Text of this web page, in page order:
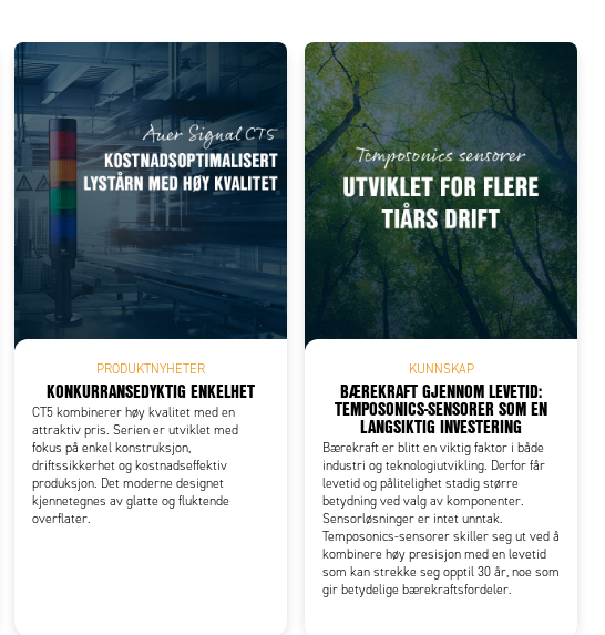
PRODUKTNYHETER
KONKURRANSEDYKTIG ENKELHET
CT5 kombinerer høy kvalitet med en
attraktiv pris. Serien er utviklet med
fokus på enkel konstruksjon,
driftssikkerhet og kostnadseffektiv
produksjon. Det moderne designet
kjennetegnes av glatte og fluktende
overflater.
KUNNSKAP
BÆREKRAFT GJENNOM LEVETID:
TEMPOSONICS-SENSORER SOM EN
LANGSIKTIG INVESTERING
Bærekraft er blitt en viktig faktor i både
industri og teknologiutvikling. Derfor får
levetid og pålitelighet stadig større
betydning ved valg av komponenter.
Sensorløsninger er intet unntak.
Temposonics-sensorer skiller seg ut ved å
kombinere høy presisjon med en levetid
som kan strekke seg opptil 30 år, noe som
gir betydelige bærekraftsfordeler.